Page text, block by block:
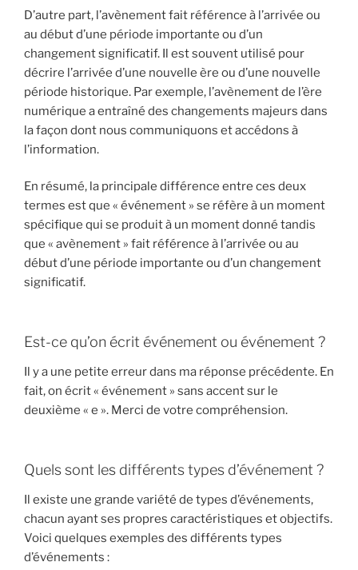
D’autre part, l’avènement fait référence à l’arrivée ou
au début d’une période importante ou d’un
changement significatif. Il est souvent utilisé pour
décrire l’arrivée d’une nouvelle ère ou d’une nouvelle
période historique. Par exemple, l’avènement de l’ère
numérique a entraîné des changements majeurs dans
la façon dont nous communiquons et accédons à
l’information.
En résumé, la principale différence entre ces deux
termes est que « événement » se réfère à un moment
spécifique qui se produit à un moment donné tandis
que « avènement » fait référence à l’arrivée ou au
début d’une période importante ou d’un changement
significatif.
Est-ce qu’on écrit événement ou événement ?
Il y a une petite erreur dans ma réponse précédente. En
fait, on écrit « événement » sans accent sur le
deuxième « e ». Merci de votre compréhension.
Quels sont les différents types d’événement ?
Il existe une grande variété de types d’événements,
chacun ayant ses propres caractéristiques et objectifs.
Voici quelques exemples des différents types
d’événements :